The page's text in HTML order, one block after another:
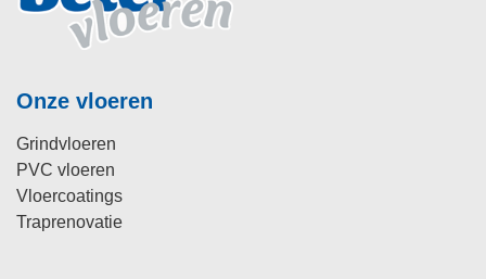
Onze vloeren
Grindvloeren
PVC vloeren
Vloercoatings
Traprenovatie